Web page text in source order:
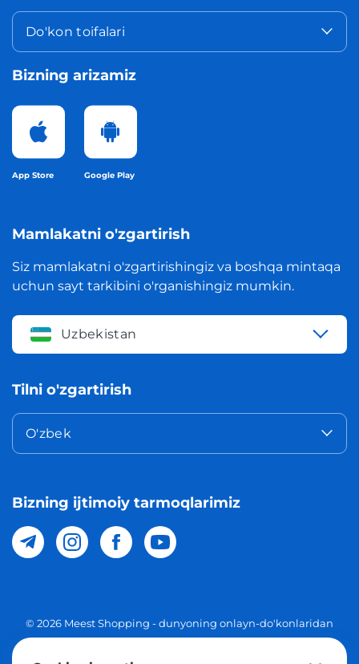
Do'kon toifalari
Bizning arizamiz
App Store Google Play
Mamlakatni o'zgartirish
Siz mamlakatni o'zgartirishingiz va boshqa mintaqa
uchun sayt tarkibini o'rganishingiz mumkin.
Uzbekistan
Tilni o'zgartirish
O'zbek
Bizning ijtimoiy tarmoqlarimiz
© 2026 Meest Shopping - dunyoning onlayn-do'konlaridan
O'zbekistonga xaridlarni yetkazib berish. Barcha huquqlar